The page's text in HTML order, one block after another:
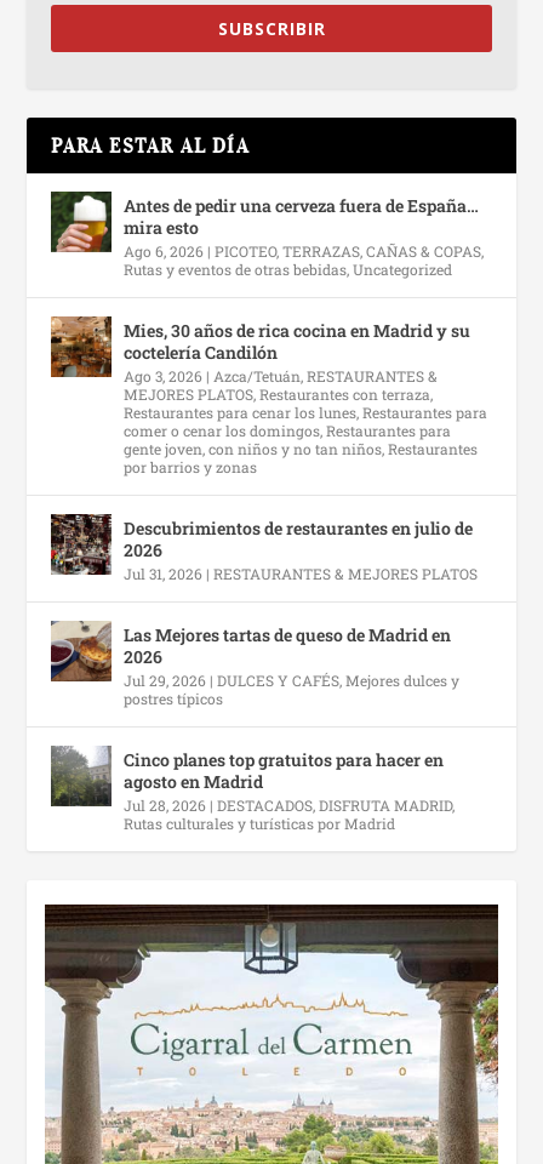
SUBSCRIBIR
PARA ESTAR AL DÍA
Antes de pedir una cerveza fuera de España…
mira esto
Ago 6, 2026 |PICOTEO, TERRAZAS, CAÑAS & COPAS,
Rutas y eventos de otras bebidas,Uncategorized
Mies, 30 años de rica cocina en Madrid y su
coctelería Candilón
Ago 3, 2026 | Azca/Tetuán,RESTAURANTES &
MEJORES PLATOS,Restaurantes con terraza,
Restaurantes para cenar los lunes,Restaurantes para
comer o cenar los domingos,Restaurantes para
gente joven, con niños y no tan niños,Restaurantes
por barrios y zonas
Descubrimientos de restaurantes en julio de
2026
Jul 31, 2026 |RESTAURANTES & MEJORES PLATOS
Las Mejores tartas de queso de Madrid en
2026
Jul 29, 2026 |DULCES Y CAFÉS,Mejores dulces y
postres típicos
Cinco planes top gratuitos para hacer en
agosto en Madrid
Jul 28, 2026 |DESTACADOS,DISFRUTA MADRID,
Rutas culturales y turísticas por Madrid